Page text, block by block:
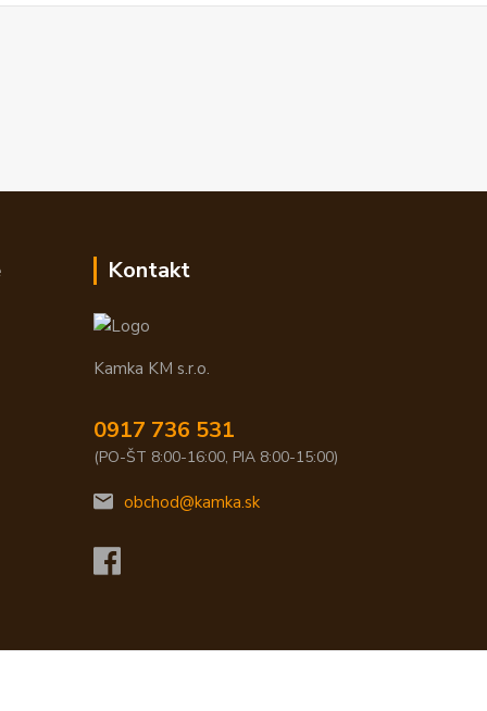
Kontakt
Kamka KM s.r.o.
0917 736 531
(PO-ŠT 8:00-16:00, PIA 8:00-15:00)
obchod@kamka.sk